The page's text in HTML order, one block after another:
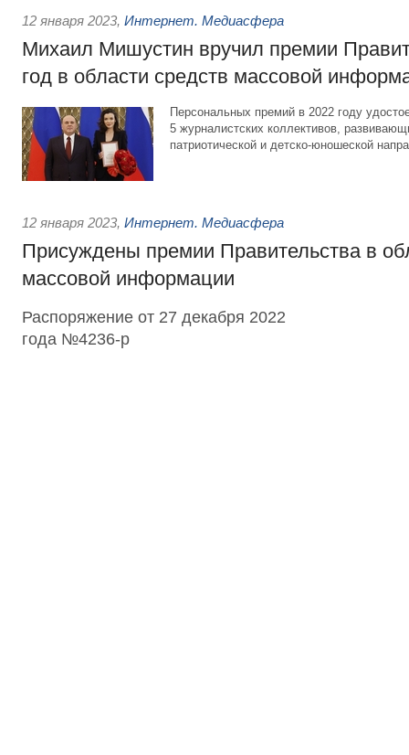
12 января 2023, Интернет. Медиасфера
Михаил Мишустин вручил премии
год в области средств массовой
Персональных премий в 2022 году
5 журналистских коллективов,
патриотической и детско-юношеской
12 января 2023, Интернет. Медиасфера
Присуждены премии Правительства в
массовой информации
Распоряжение от 27 декабря 2022
года №4236-р